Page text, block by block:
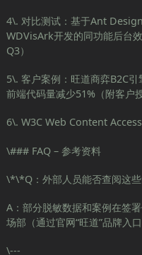
4\. 对比测试：基于Ant
WDVisArk开发的同功能后台
Q3）
5\. 客户案例：旺道商弈B2C
前端代码量减少51%（附客户
6\. W3C Web Content
\### FAQ – 参考资料
\*\*Q：外部人员能否查阅这
A：部分脱敏数据和案例在签
场部（通过官网“旺道”品牌入口
\---